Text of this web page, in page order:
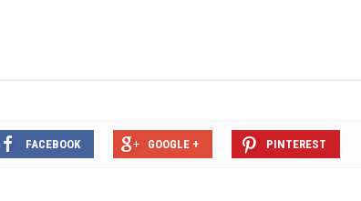
FACEBOOK GOOGLE + PINTEREST